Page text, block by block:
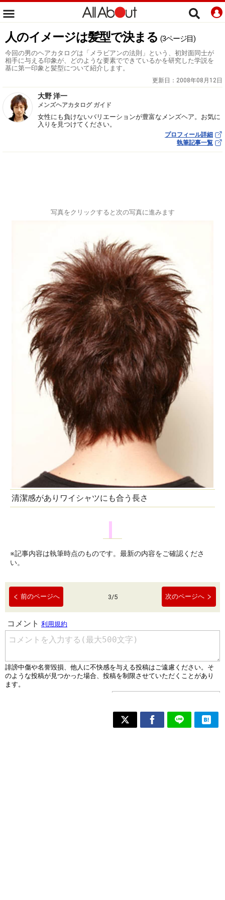
人のイメージは髪型で決まる (3ページ目)
今回の男のヘアカタログは「メラビアンの法則」という、初対面同士が
相手に与える印象が、どのような要素でできているかを研究した学説を
基に第一印象と髪型について紹介します。
更新日： 2008年08月12日
大野 洋一
メンズヘアカタログ ガイド
女性にも負けないバリエーションが豊富なメンズヘア。お気に
入りを見つけてください。
プロフィール詳細
執筆記事一覧
写真をクリックすると次の写真に進みます
清潔感がありワイシャツにも合う長さ
※記事内容は執筆時点のものです。最新の内容をご確認くださ
い。
前のページへ 3/5 次のページへ